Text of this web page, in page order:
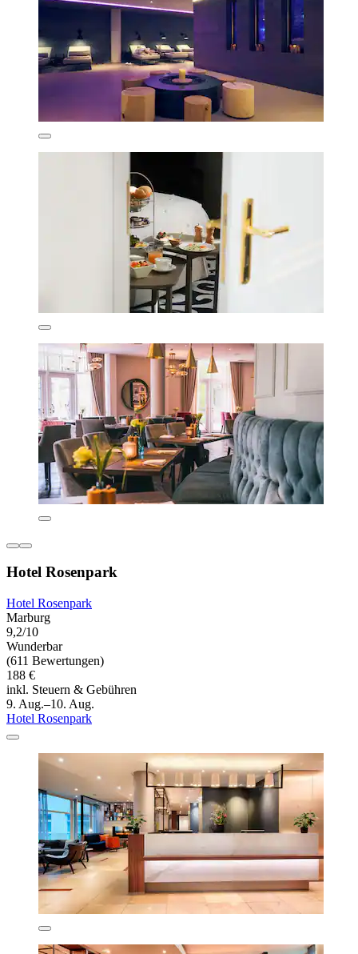
Hotel Rosenpark
Hotel Rosenpark
Marburg
9,2/10
Wunderbar
(611 Bewertungen)
188 €
inkl. Steuern & Gebühren
9. Aug.–10. Aug.
Hotel Rosenpark